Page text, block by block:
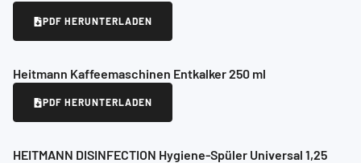
PDF HERUNTERLADEN
Heitmann Kaffeemaschinen Entkalker 250 ml
PDF HERUNTERLADEN
HEITMANN DISINFECTION Hygiene-Spüler Universal 1,25